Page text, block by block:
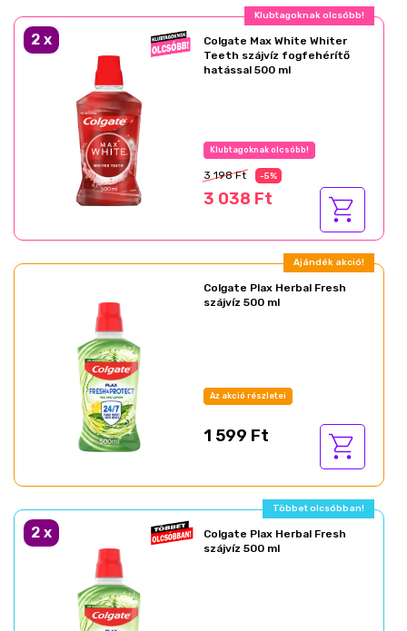
Klubtagoknak olcsóbb!
2 x
Colgate Max White Whiter
Teeth szájvíz fogfehérítő
hatással 500 ml
Klubtagoknak olcsóbb!
3 198 Ft -5%
3 038 Ft
Ajándék akció!
Colgate Plax Herbal Fresh
szájvíz 500 ml
Az akció részletei
1 599 Ft
Többet olcsóbban!
2 x
Colgate Plax Herbal Fresh
szájvíz 500 ml